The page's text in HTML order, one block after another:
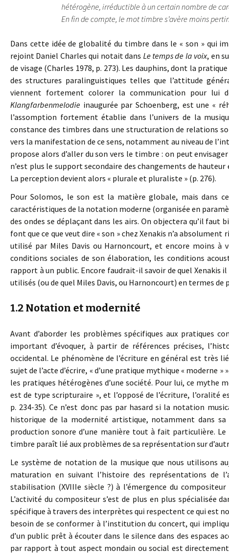
hétérogène, irréductible à un certain nombre de
En fin de compte, le mot timbre s’avère moins
Dans cette idée de globalité du timbre dans le « son » qui
rejoint Daniel Charles qui notait dans Le temps de la voix, en
de visage (Charles 1978, p. 273). Les dauphins, dont la
des structures paralinguistiques telles que l’attitude
viennent fortement colorer la communication pour lui
Klangfarbenmelodie inaugurée par Schoenberg, est une «
l’assomption fortement établie dans l’univers de la
constance des timbres dans une structuration de relations
vers la manifestation de ce sens, notamment au niveau de
propose alors d’aller du son vers le timbre : on peut
n’est plus le support secondaire des changements de
La perception devient alors « plurale et pluraliste » (p. 276).
Pour Solomos, le son est la matière globale, mais dans
caractéristiques de la notation moderne (organisée en
des ondes se déplaçant dans les airs. On objectera qu’il
font que ce que veut dire « son » chez Xenakis n’a
utilisé par Miles Davis ou Harnoncourt, et encore moins à
conditions sociales de son élaboration, les conditions
rapport à un public. Encore faudrait-il savoir de quel Xenakis
utilisés (ou de quel Miles Davis, ou Harnoncourt) en termes de
1.2 Notation et modernité
Avant d’aborder les problèmes spécifiques aux pratiques
important d’évoquer, à partir de références précises,
occidental. Le phénomène de l’écriture en général est très
sujet de l’acte d’écrire, « d’une pratique mythique « moderne
les pratiques hétérogènes d’une société. Pour lui, ce mythe
est de type scripturaire », et l’opposé de l’écriture, l’oralité
p. 234-35). Ce n’est donc pas par hasard si la notation
historique de la modernité artistique, notamment dans
production sonore d’une manière tout à fait particulière.
timbre paraît lié aux problèmes de sa représentation sur
Le système de notation de la musique que nous utilisons
maturation en suivant l’histoire des représentations de
stabilisation (XVIIIe siècle ?) à l’émergence du
L’activité du compositeur s’est de plus en plus spécialisée
spécifique à travers des interprètes qui respectent ce qui est
besoin de se conformer à l’institution du concert, qui
d’un public prêt à écouter dans le silence dans des espaces
par rapport à tout aspect mondain ou social est